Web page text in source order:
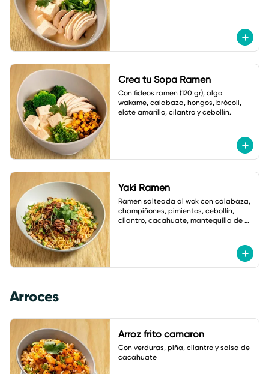
Crea tu Sopa Ramen
Con fideos ramen (120 gr), alga
wakame, calabaza, hongos, brócoli,
elote amarillo, cilantro y cebollín.
Yaki Ramen
Ramen salteada al wok con calabaza,
champiñones, pimientos, cebollín,
cilantro, cacahuate, mantequilla de
Arroces
Arroz frito camarón
Con verduras, piña, cilantro y salsa de
cacahuate